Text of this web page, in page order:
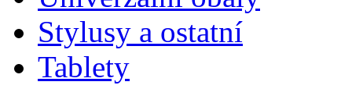
Stylusy a ostatní
Tablety